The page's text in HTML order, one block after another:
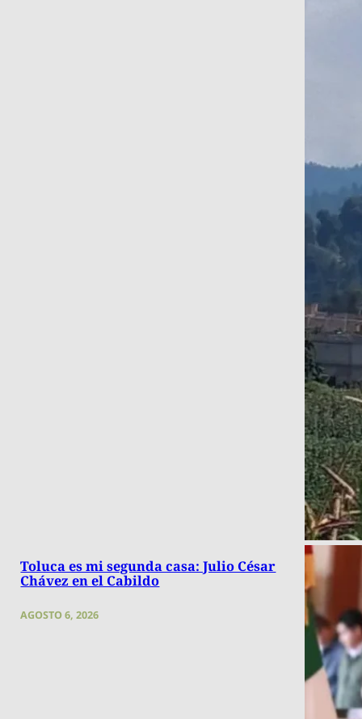
Toluca es mi segunda casa: Julio César
Chávez en el Cabildo
AGOSTO 6, 2026